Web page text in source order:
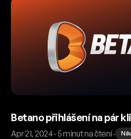
Betano přihlášení na pár
Apr 21, 2024 · 5 minut na čtení ·